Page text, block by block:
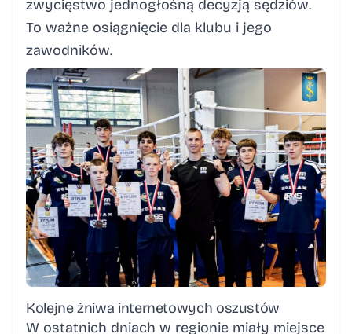
zwycięstwo jednogłośną decyzją sędziów.
To ważne osiągnięcie dla klubu i jego
zawodników.
Kolejne żniwa internetowych oszustów
W ostatnich dniach w regionie miały miejsce